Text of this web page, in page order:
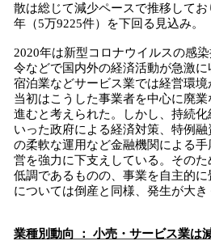
散は総じて減少ペースで推移して
年（5万9225件）を下回る見込み。
2020年は新型コロナウイルスの感
令などで国内外の経済活動が急激
宿泊業などサービス業では経営環境
当初はこうした事業者を中心に廃
進むと考えられた。しかし、持続化
いった政府による経済対策、特例
の柔軟な運用など金融機関による
営を強力に下支えしている。その
低調であるものの、事業を自主的
については倒産と同様、発生が大き
業種別動向 ： 小売・サービス業は